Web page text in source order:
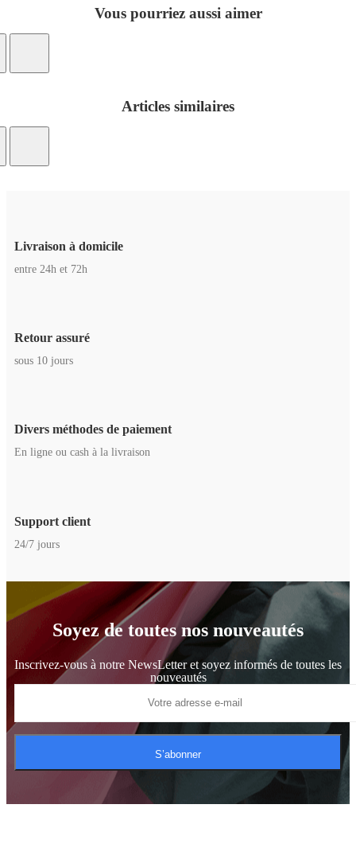
Vous pourriez aussi aimer
Articles similaires
Livraison à domicile
entre 24h et 72h
Retour assuré
sous 10 jours
Divers méthodes de paiement
En ligne ou cash à la livraison
Support client
24/7 jours
Soyez de toutes nos nouveautés
Inscrivez-vous à notre NewsLetter et soyez informés de toutes les
nouveautés
S’abonner